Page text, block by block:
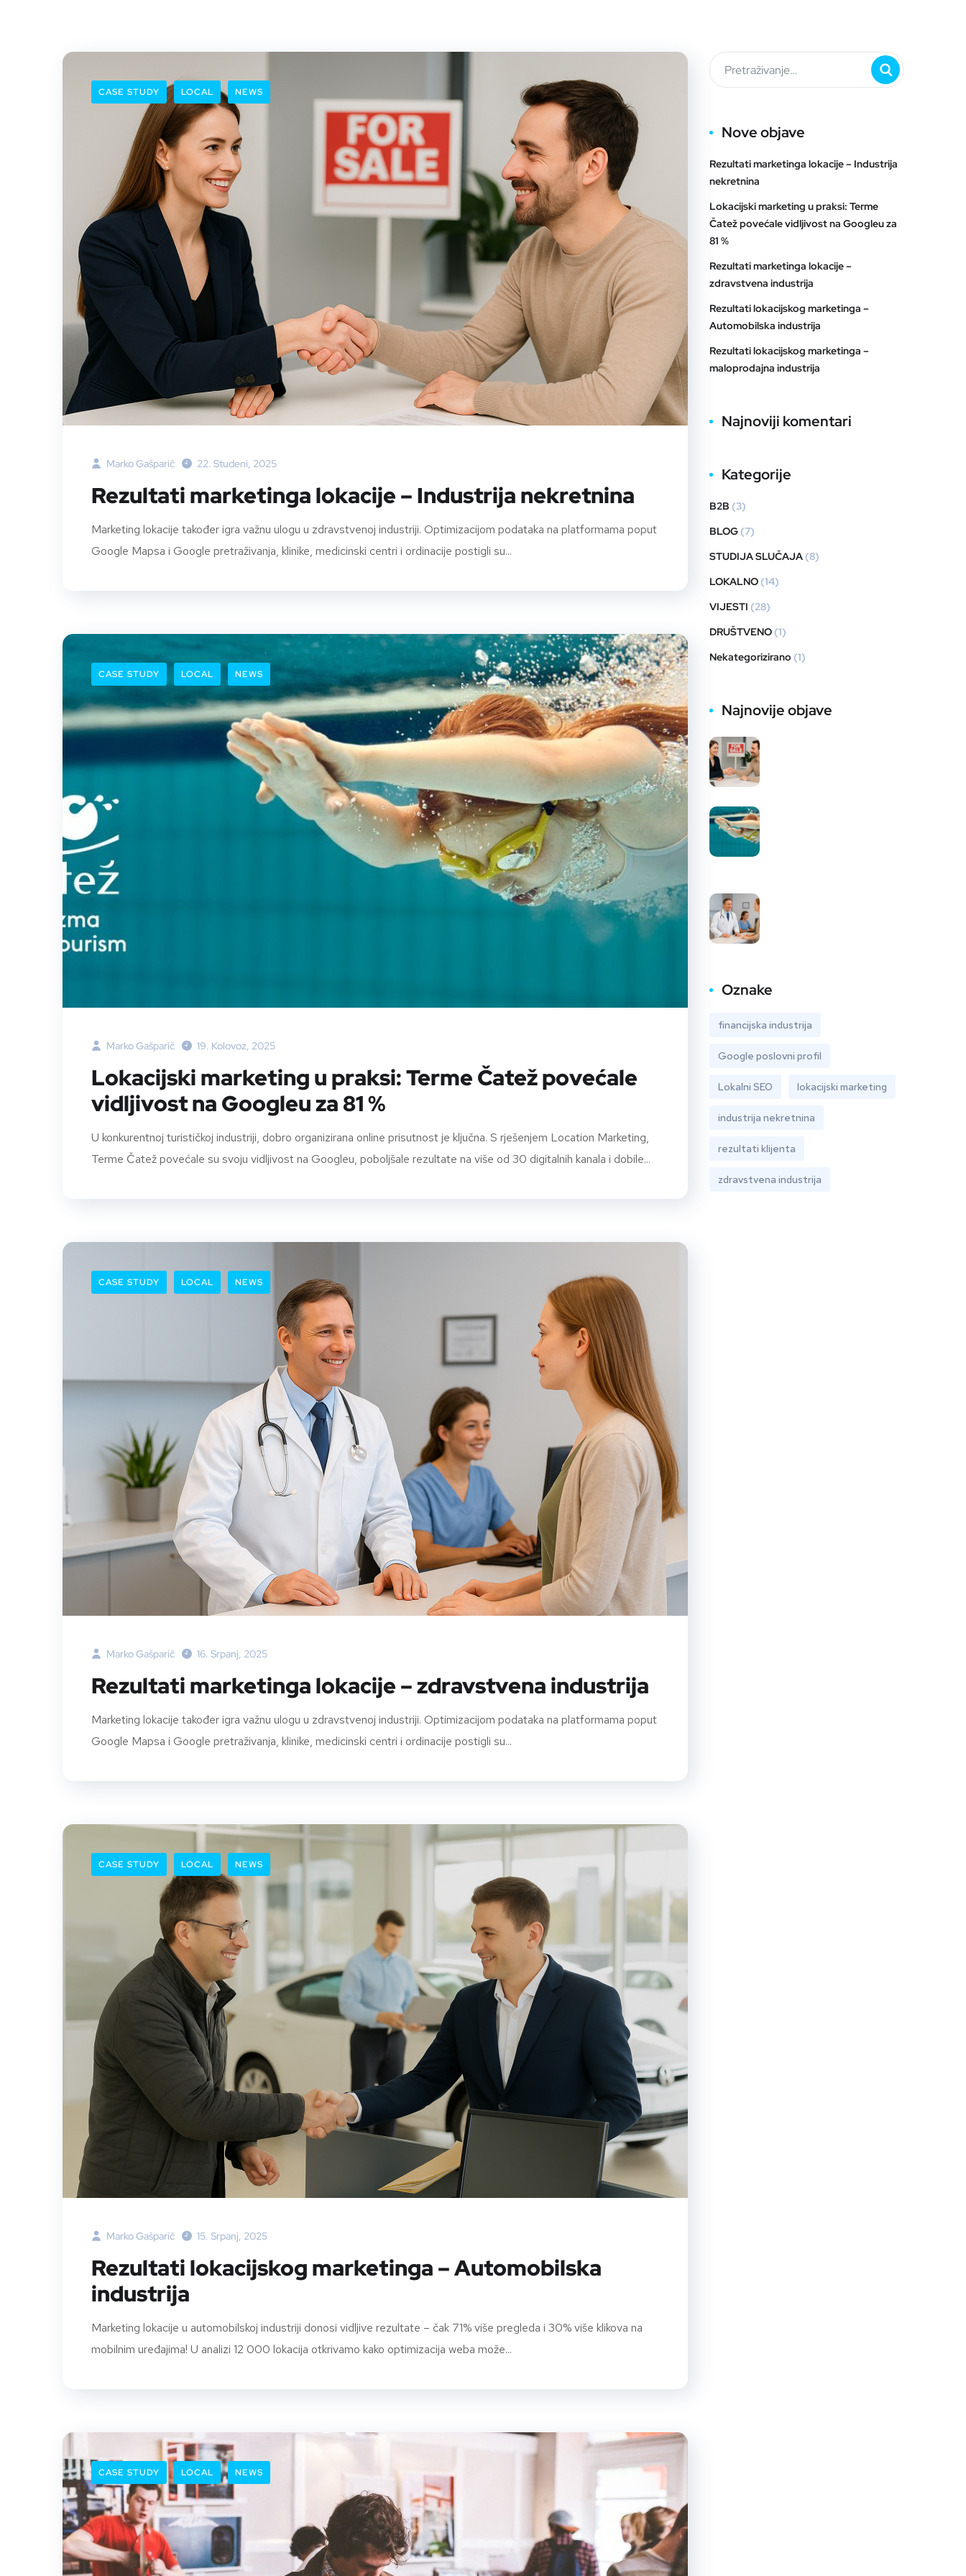
CASE STUDY LOCAL NEWS
Marko Gašparič 22. Studeni, 2025
Rezultati marketinga lokacije – Industrija nekretnina
Marketing lokacije također igra važnu ulogu u zdravstvenoj industriji. Optimizacijom podataka na platformama poput
Google Mapsa i Google pretraživanja, klinike, medicinski centri i ordinacije postigli su...
CASE STUDY LOCAL NEWS
Marko Gašparič 19. Kolovoz, 2025
Lokacijski marketing u praksi: Terme Čatež povećale
vidljivost na Googleu za 81 %
U konkurentnoj turističkoj industriji, dobro organizirana online prisutnost je ključna. S rješenjem Location Marketing,
Terme Čatež povećale su svoju vidljivost na Googleu, poboljšale rezultate na više od 30 digitalnih kanala i dobile...
CASE STUDY LOCAL NEWS
Marko Gašparič 16. Srpanj, 2025
Rezultati marketinga lokacije – zdravstvena industrija
Marketing lokacije također igra važnu ulogu u zdravstvenoj industriji. Optimizacijom podataka na platformama poput
Google Mapsa i Google pretraživanja, klinike, medicinski centri i ordinacije postigli su...
CASE STUDY LOCAL NEWS
Marko Gašparič 15. Srpanj, 2025
Rezultati lokacijskog marketinga – Automobilska
industrija
Marketing lokacije u automobilskoj industriji donosi vidljive rezultate – čak 71% više pregleda i 30% više klikova na
mobilnim uređajima! U analizi 12 000 lokacija otkrivamo kako optimizacija weba može...
CASE STUDY LOCAL NEWS
Nove objave
Rezultati marketinga lokacije – Industrija
nekretnina
Lokacijski marketing u praksi: Terme
Čatež povećale vidljivost na Googleu za
81 %
Rezultati marketinga lokacije –
zdravstvena industrija
Rezultati lokacijskog marketinga –
Automobilska industrija
Rezultati lokacijskog marketinga –
maloprodajna industrija
Najnoviji komentari
Kategorije
B2B (3)
BLOG (7)
STUDIJA SLUČAJA (8)
LOKALNO (14)
VIJESTI (28)
DRUŠTVENO (1)
Nekategorizirano (1)
Najnovije objave
Oznake
financijska industrija
Google poslovni profil
Lokalni SEO lokacijski marketing
industrija nekretnina
rezultati klijenta
zdravstvena industrija